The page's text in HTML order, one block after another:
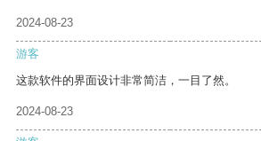
2024-08-23
游客
这款软件的界面设计非常简洁，一目了然。
2024-08-23